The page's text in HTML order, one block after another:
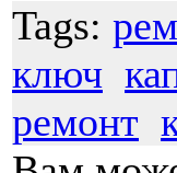
Tags:
ключ
ремонт